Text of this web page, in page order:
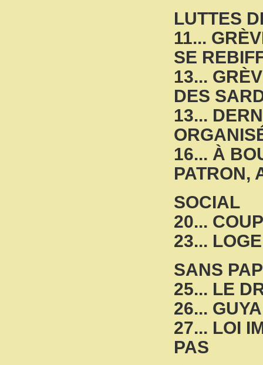
LUTTES
11...
SE
13...
DES
13...
16... À
PATRON,
SOCIAL
20...
23...
SANS
25... LE
26...
27... LOI
PAS